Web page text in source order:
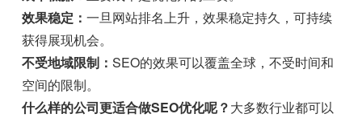
效果稳定：一旦网站排名上升，效果稳定持久，可持续
获得展现机会。
不受地域限制：SEO的效果可以覆盖全球，不受时间和
空间的限制。
什么样的公司更适合做SEO优化呢？大多数行业都可以